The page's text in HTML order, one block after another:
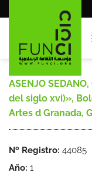
al
ASENJO
del siglo xvi)»,
Artes d Granada,
Nº Registro: 44085
Año: 1